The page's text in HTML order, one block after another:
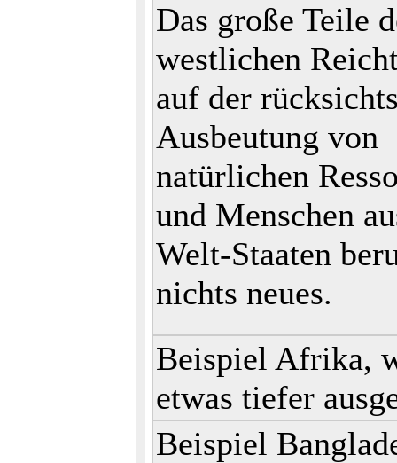
Das große Teile
westlichen
auf der
Ausbeutung von
natürlichen
und Menschen
Welt-Staaten
nichts neues.
Beispiel Afrika,
etwas tiefer
Beispiel